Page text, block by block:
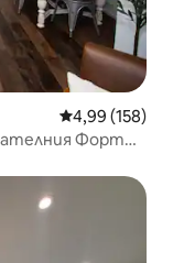
Средна
4,99 (158)
Форт